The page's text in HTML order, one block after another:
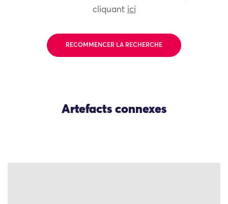
cliquant ici
RECOMMENCER LA RECHERCHE
Artefacts connexes